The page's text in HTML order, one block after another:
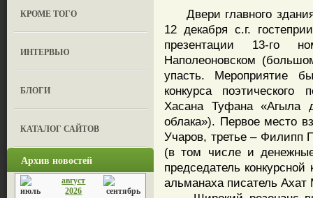
КРОМЕ ТОГО
ИНТЕРВЬЮ
БЛОГИ
КАТАЛОГ САЙТОВ
Архив новостей
август
2026
Двери главного здания
12 декабря с.г.
презентации 13-го
Наполеоновском
упасть. Мероприятие
конкурса поэтического
Хасана Туфана «Агыла
облака»). Первое место
Учаров, третье – Филипп
(в том числе и
председатель
альманаха писатель